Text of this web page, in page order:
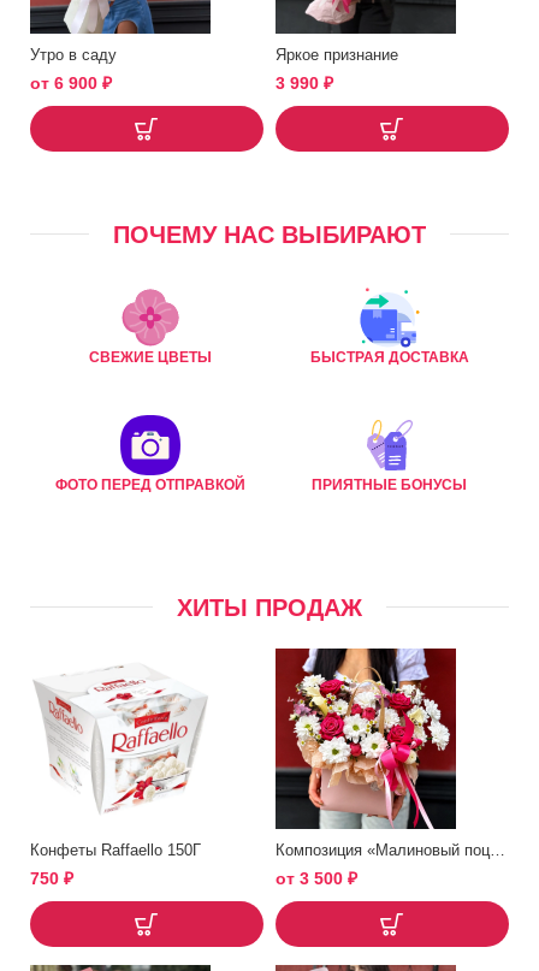
Утро в саду
от 6 900 ₽
Яркое признание
3 990 ₽
ПОЧЕМУ НАС ВЫБИРАЮТ
СВЕЖИЕ ЦВЕТЫ БЫСТРАЯ ДОСТАВКА
ФОТО ПЕРЕД ОТПРАВКОЙ ПРИЯТНЫЕ БОНУСЫ
ХИТЫ ПРОДАЖ
Конфеты Raffaello 150Г
750 ₽ от 3 500 ₽